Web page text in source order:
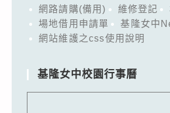
網路請購(備用)
維修登記
場地借用申請單
基隆女中
網站維護之css使用說明
基隆女中校園行事曆